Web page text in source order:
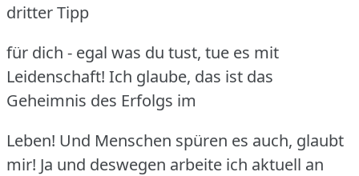
dritter Tipp
für dich - egal was du tust, tue es mit
Leidenschaft! Ich glaube, das ist das
Geheimnis des Erfolgs im
Leben! Und Menschen spüren es auch, glaubt
mir! Ja und deswegen arbeite ich aktuell an